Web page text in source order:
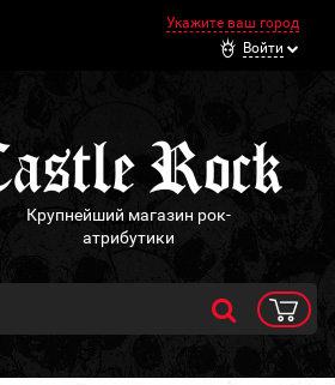
Укажите ваш город
Войти
Крупнейший магазин рок-
атрибутики